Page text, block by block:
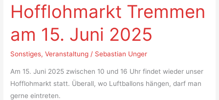
Hofflohmarkt Tremmen
am 15. Juni 2025
Sonstiges,Veranstaltung / Sebastian Unger
Am 15. Juni 2025 zwischen 10 und 16 Uhr findet wieder unser
Hofflohmarkt statt. Überall, wo Luftballons hängen, darf man
gerne eintreten.
Hofflohmarkt
Tremmen
am
15.
Juni